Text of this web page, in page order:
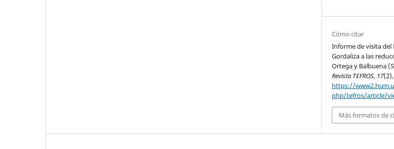
Cómo citar
Informe de visita del
Gordaliza a las
Ortega y Balbuena
Revista TEFROS, 17
https://
php/tefros/article/
Más formatos de